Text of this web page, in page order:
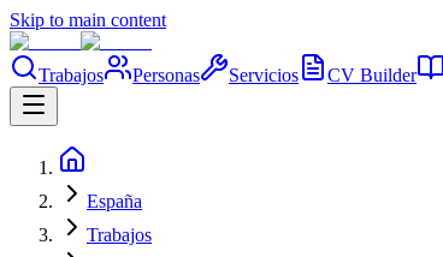
Skip to main content
Trabajos Personas Servicios CV Builder
España
Trabajos